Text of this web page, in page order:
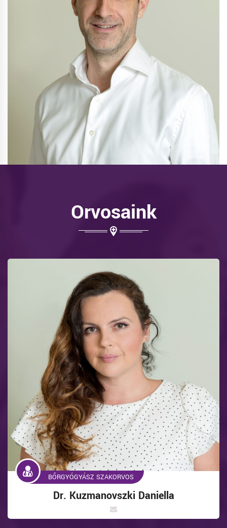
Orvosaink
BŐRGYÓGYÁSZ SZAKORVOS
Dr. Kuzmanovszki Daniella